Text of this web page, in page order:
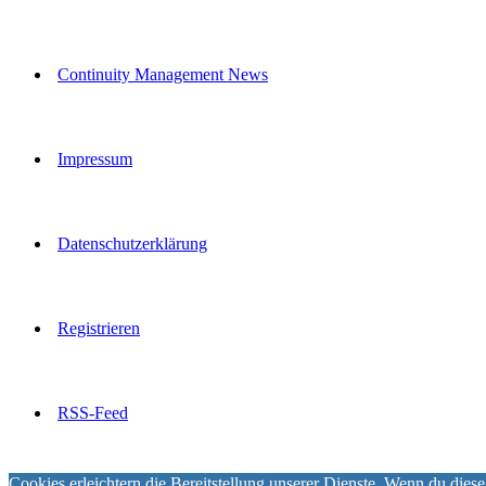
Continuity Management News
Impressum
Datenschutzerklärung
Registrieren
RSS-Feed